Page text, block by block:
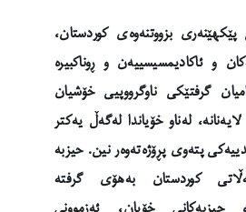
بزووتنەوەی کوردستان،
و ئاکادیمسیسییەن و ڕوناکبیرە
گرفتێکی ناوگرووپیی خۆشیان
لەناو خۆیاندا لەگەڵ یەکتر
پتەوی پڕۆژەتەوەر نین. حیزبە
کوردستان بەهۆی گرفتە